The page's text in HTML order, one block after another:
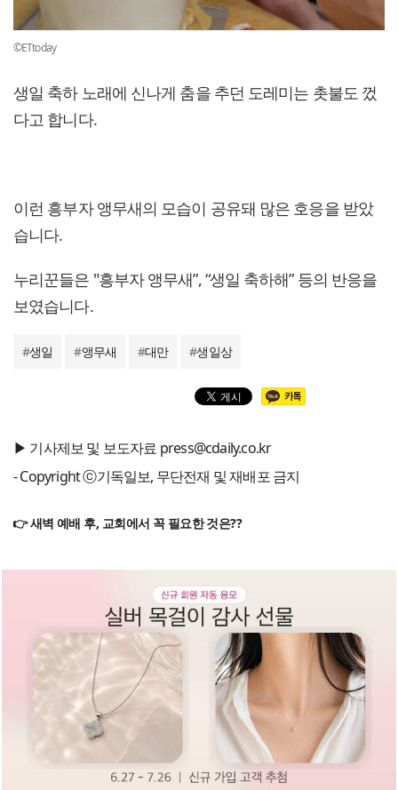
©ETtoday
생일 축하 노래에 신나게 춤을 추던 도레미는 촛불도 껐
다고 합니다.
이런 흥부자 앵무새의 모습이 공유돼 많은 호응을 받았
습니다.
누리꾼들은 "흥부자 앵무새”, “생일 축하해” 등의 반응을
보였습니다.
#생일 #앵무새 #대만 #생일상
▶ 기사제보 및 보도자료 press@cdaily.co.kr
- Copyright ⓒ기독일보, 무단전재 및 재배포 금지
👉 새벽 예배 후, 교회에서 꼭 필요한 것은??